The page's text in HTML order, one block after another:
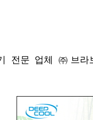
전문 업체 ㈜브라